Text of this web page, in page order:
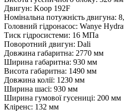
Двигун: Koop 192F
Номінальна потужність двигуна:
Головний гідронасос: Wanye
Тиск гідросистеми: 16 МПа
Поворотний двигун: Dali
Довжина габаритна: 2770 мм
Ширина габаритна: 930 мм
Висота габаритна: 1490 мм
Довжина колії: 1230 мм
Ширина шасі: 930 мм
Ширина гумової гусениці: 200 мм
Кліренс: 132 мм